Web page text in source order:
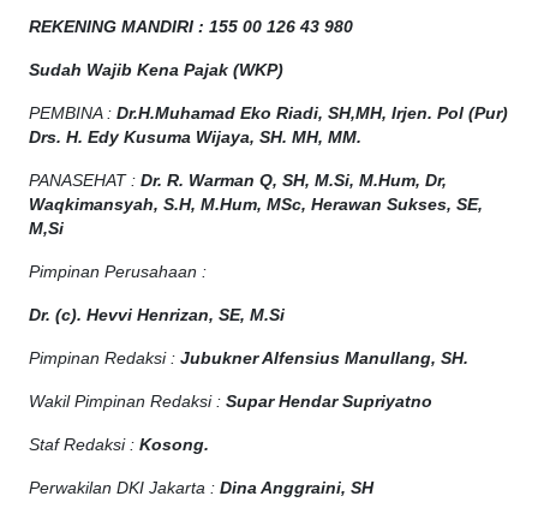
REKENING MANDIRI : 155 00 126 43 980
Sudah Wajib Kena Pajak (WKP)
PEMBINA : Dr.H.Muhamad Eko Riadi, SH,MH, Irjen. Pol (Pur)
Drs. H. Edy Kusuma Wijaya, SH. MH, MM.
PANASEHAT : Dr. R. Warman Q, SH, M.Si, M.Hum, Dr,
Waqkimansyah, S.H, M.Hum, MSc, Herawan Sukses, SE,
M,Si
Pimpinan Perusahaan :
Dr. (c). Hevvi Henrizan, SE, M.Si
Pimpinan Redaksi : Jubukner Alfensius Manullang, SH.
Wakil Pimpinan Redaksi : Supar Hendar Supriyatno
Staf Redaksi : Kosong.
Perwakilan DKI Jakarta : Dina Anggraini, SH